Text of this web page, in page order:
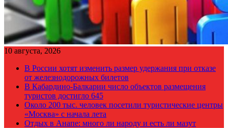
10 августа, 2026
В России хотят изменить размер удержания при отказе
от железнодорожных билетов
В Кабардино-Балкарии число объектов размещения
туристов достигло 645
Около 200 тыс. человек посетили туристические центры
«Москва» с начала лета
Отдых в Анапе: много ли народу и есть ли мазут